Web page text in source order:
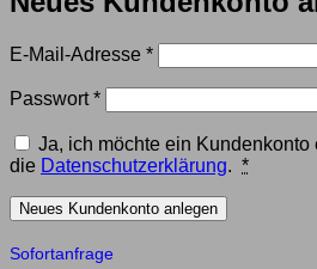
E-Mail-Adresse *Erforderlich
Passwort*Erforderlich
Ja, ich möchte ein
die Datenschutzerklärung. *
Neues Kundenkonto anlegen
Sofortanfrage